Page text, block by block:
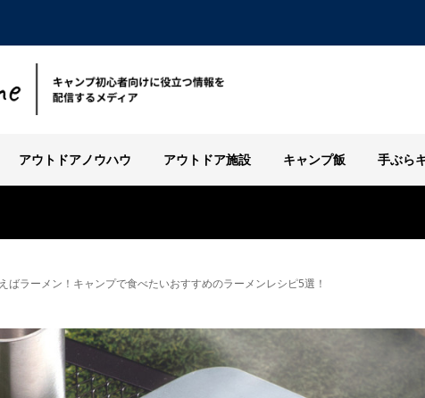
アウトドアノウハウ アウトドア施設 キャンプ飯 手ぶら
ばラーメン！キャンプで食べたいおすすめのラーメンレシピ5選！